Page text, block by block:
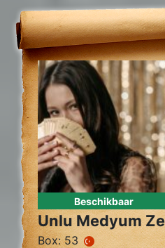
Beschikbaar
Unlu Medyum
Box: 53